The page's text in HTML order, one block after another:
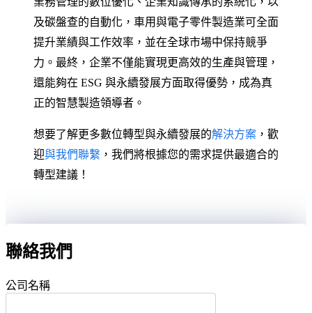
及碳盤查的自動化，車用與電子零件製造業可全面
提升業績與工作效率，並在全球市場中保持競爭
力。最終，企業不僅能實現更高效的生產與管理，
還能夠在 ESG 與永續發展方面取得優勢，成為真
正的智慧製造領導者。
想要了解更多數位轉型與永續發展的解決方案 ，歡
迎與我們聯繫 ，我們將根據您的需求提供最適合的
轉型建議！
聯絡我們
公司名稱